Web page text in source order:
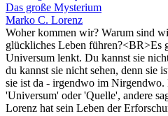
Das große Mysterium
Marko C. Lorenz
Woher kommen wir? Warum sind
glückliches Leben führen?<BR>Es
Universum lenkt. Du kannst sie
du kannst sie nicht sehen, denn sie
sie ist da - irgendwo im Nirgendwo.
'Universum' oder 'Quelle', andere
Lorenz hat sein Leben der